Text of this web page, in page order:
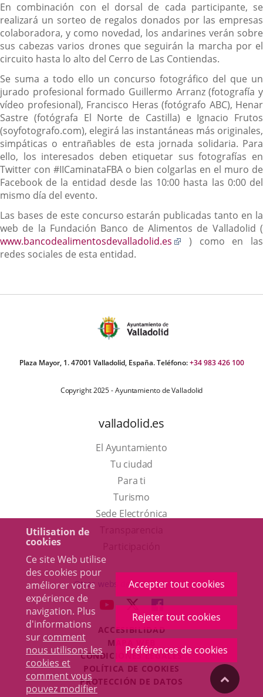
Utilisation de
cookies
Ce site Web utilise
des cookies pour
améliorer votre
expérience de
navigation. Plus
d'informations
sur comment
nous utilisons les
cookies et
comment vous
pouvez modifier
Accepter tout cookies
Rejeter tout cookies
Préférences de cookies
En combinación con el dorsal de cada participante, se
realizará un sorteo de regalos donados por las empresas
colaboradora, y como novedad, los andarines verán sobre
sus cabezas varios drones que seguirán la marcha por el
circuito hasta lo alto del Cerro de Las Contiendas.
Se suma a todo ello un concurso fotográfico del que un
jurado profesional formado Guillermo Arranz (fotografía y
vídeo profesional), Francisco Heras (fotógrafo ABC), Henar
Sastre (fotógrafa El Norte de Castilla) e Ignacio Frutos
(soyfotografo.com), elegirá las instantáneas más originales,
simpáticas o entrañables de esta jornada solidaria. Para
ello, los interesados deben etiquetar sus fotografías en
Twitter con #IICaminataFBA o bien colgarlas en el muro de
Facebook de la entidad desde las 10:00 hasta las 0:00 del
mismo día del evento.
Las bases de este concurso estarán publicadas tanto en la
web de la Fundación Banco de Alimentos de Valladolid (
www.bancodealimentosdevalladolid.es
Enlace
externa.
) como en las
redes sociales de esta entidad.
Plaza Mayor, 1. 47001 Valladolid, España. Teléfono:+34 983 426 100
Copyright 2025 - Ayuntamiento de Valladolid
valladolid.es
El Ayuntamiento
Tu ciudad
Para ti
TurismoEste
enlace
una
ventana
nueva.
Sede Electrónica
externa.
Otras webs del ayuntamiento
ENLACE
UNA
APLICACIÓN
EXTERNA.
ENLACE
A
UNA
APLICACIÓN
EXTERNA.
ENLACE
A
UNA
APLICACIÓN
EXTERNA.
ACCESIBILIDAD
MAPA WEB
CONDICIONES LEGALES
POLÍTICA DE COOKIES
PROTECCIÓN DE DATOS
"Volver